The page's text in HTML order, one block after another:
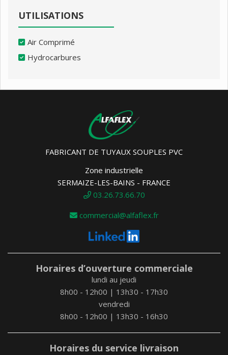
UTILISATIONS
Air Comprimé
Hydrocarbures
FABRICANT DE TUYAUX SOUPLES PVC
Zone industrielle
SERMAIZE-LES-BAINS - FRANCE
03.26.73.66.70
commercial@alfaflex.fr
Horaires d’ouverture commerciale
lundi au jeudi
8h00 - 12h00 | 13h30 - 17h30
vendredi
8h00 - 12h00 | 13h30 - 16h30
Horaires du service livraison